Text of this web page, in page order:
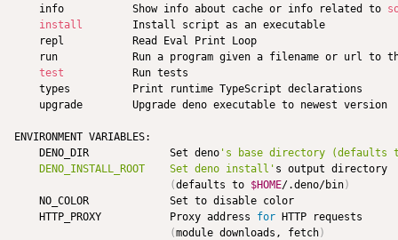
    info           Show info about cache or info related to
install
        Install script as an executable
    repl           Read Eval Print Loop
run            Run a program given a filename or url to
test
           Run tests
    types          Print runtime TypeScript declarations
    upgrade        Upgrade deno executable to newest version
ENVIRONMENT VARIABLES:
    DENO_DIR             Set deno
's base directory (defaults
    DENO_INSTALL_ROOT    Set deno install'
s output directory
(defaults to $HOME/.deno/bin)
    NO_COLOR             Set to disable color
    HTTP_PROXY           Proxy address
for HTTP requests
(module downloads, fetch)